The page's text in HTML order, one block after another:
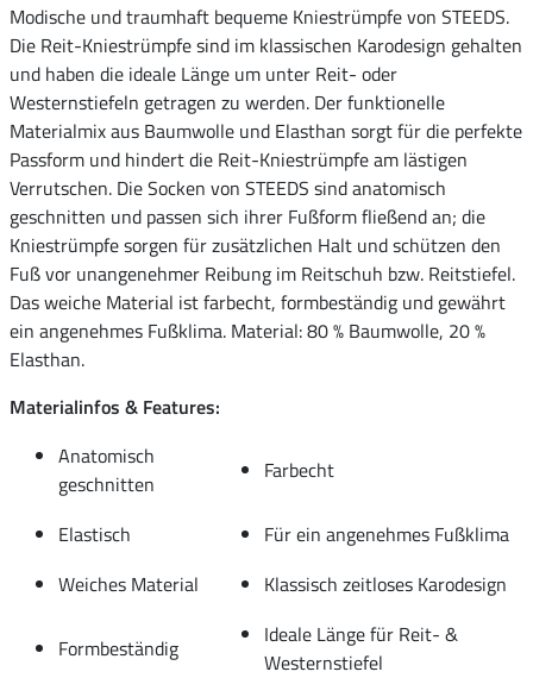
Modische und traumhaft bequeme Kniestrümpfe von STEEDS.
Die Reit-Kniestrümpfe sind im klassischen Karodesign gehalten
und haben die ideale Länge um unter Reit- oder
Westernstiefeln getragen zu werden. Der funktionelle
Materialmix aus Baumwolle und Elasthan sorgt für die perfekte
Passform und hindert die Reit-Kniestrümpfe am lästigen
Verrutschen. Die Socken von STEEDS sind anatomisch
geschnitten und passen sich ihrer Fußform fließend an; die
Kniestrümpfe sorgen für zusätzlichen Halt und schützen den
Fuß vor unangenehmer Reibung im Reitschuh bzw. Reitstiefel.
Das weiche Material ist farbecht, formbeständig und gewährt
ein angenehmes Fußklima. Material: 80 % Baumwolle, 20 %
Elasthan.
Materialinfos & Features:
Anatomisch
geschnitten
Farbecht
Elastisch
Für ein angenehmes Fußklima
Weiches Material
Klassisch zeitloses Karodesign
Formbeständig
Ideale Länge für Reit- &
Westernstiefel